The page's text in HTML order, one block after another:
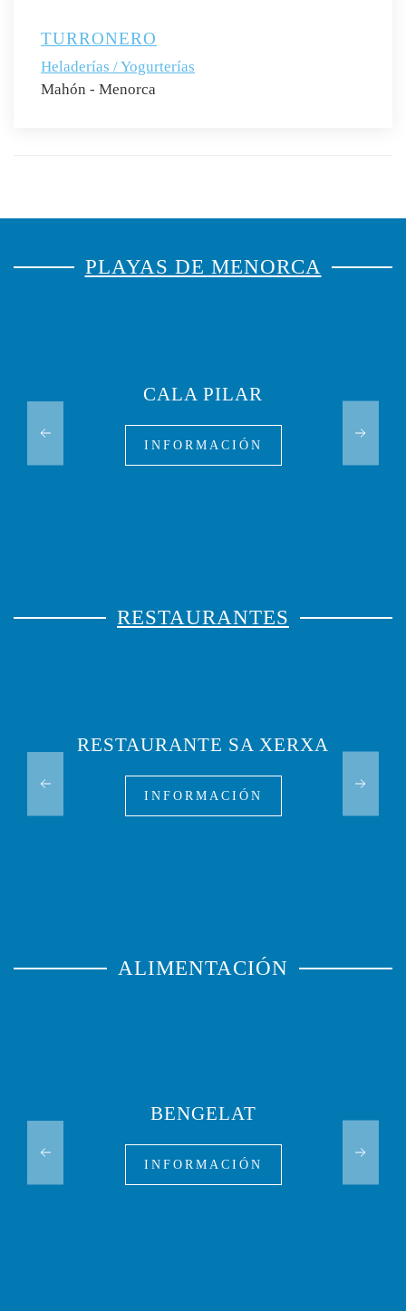
TURRONERO
Heladerías / Yogurterías
Mahón - Menorca
PLAYAS DE MENORCA
CALA PILAR
INFORMACIÓN
RESTAURANTES
RESTAURANTE SA XERXA
INFORMACIÓN
ALIMENTACIÓN
BENGELAT
INFORMACIÓN